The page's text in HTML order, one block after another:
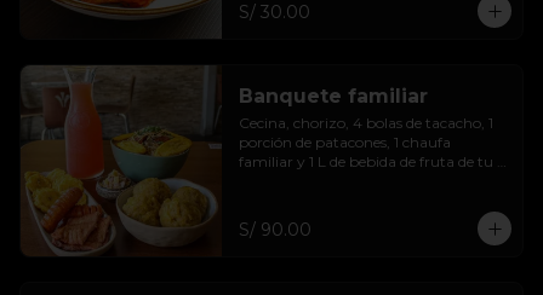
S/ 30.00
Banquete familiar
Cecina, chorizo, 4 bolas de tacacho, 1
porción de patacones, 1 chaufa
familiar y 1 L de bebida de fruta de tu
S/ 90.00